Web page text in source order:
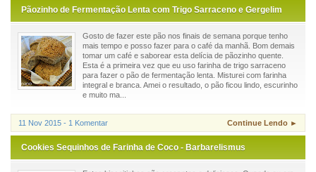
Pãozinho de Fermentação Lenta com Trigo Sarraceno e Gergelim
Gosto de fazer este pão nos finais de semana porque tenho
mais tempo e posso fazer para o café da manhã. Bom demais
tomar um café e saborear esta delícia de pãozinho quente.
Esta é a primeira vez que eu uso farinha de trigo sarraceno
para fazer o pão de fermentação lenta. Misturei com farinha
integral e branca. Amei o resultado, o pão ficou lindo, escurinho
e muito ma...
11 Nov 2015 - 1 Komentar Continue Lendo ►
Cookies Sequinhos de Farinha de Coco - Barbarelismus